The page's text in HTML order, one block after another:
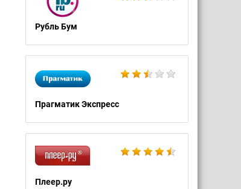
Рубль Бум
Прагматик Экспресс
Плеер.ру